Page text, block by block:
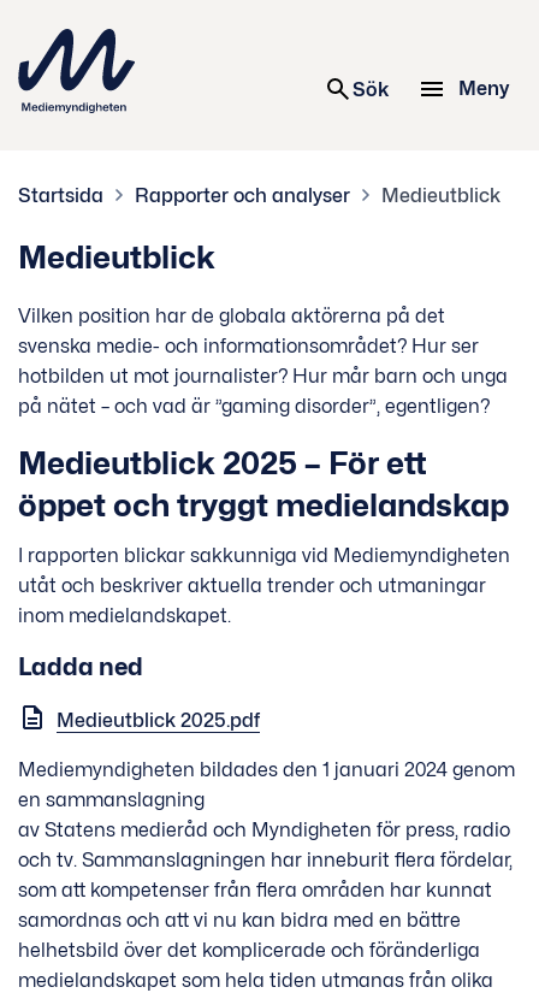
Sök Meny
Startsida Rapporter och analyser Medieutblick
Medieutblick
Vilken position har de globala aktörerna på det
svenska medie- och informationsområdet? Hur ser
hotbilden ut mot journalister? Hur mår barn och unga
på nätet – och vad är ”gaming disorder”, egentligen?
Medieutblick 2025 – För ett
öppet och tryggt medielandskap
I rapporten blickar sakkunniga vid Mediemyndigheten
utåt och beskriver aktuella trender och utmaningar
inom medielandskapet.
Ladda ned
Medieutblick 2025.pdf
Mediemyndigheten bildades den 1 januari 2024 genom
en sammanslagning
av Statens medieråd och Myndigheten för press, radio
och tv. Sammanslagningen har inneburit flera fördelar,
som att kompetenser från flera områden har kunnat
samordnas och att vi nu kan bidra med en bättre
helhetsbild över det komplicerade och föränderliga
medielandskapet som hela tiden utmanas från olika